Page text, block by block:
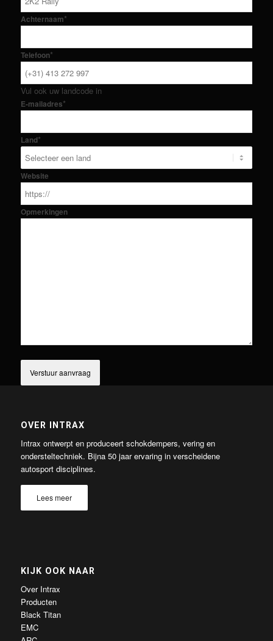
Achternaam*
Telefoon*
Vul ook uw landcode in
E-mailadres*
Land*
Website
Opmerkingen
OVER INTRAX
Intrax ontwerpt en produceert schokdempers, vering en
ondersteltechniek. Bijna 50 jaar ervaring in verscheidene
autosport disciplines.
Lees meer
KIJK OOK NAAR
Over Intrax
Producten
Black Titan
EMC